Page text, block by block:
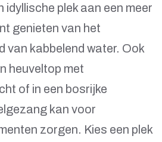
idyllische plek aan een meer
genieten van het
van kabbelend water. Ook
heuveltop met
of in een bosrijke
kan voor
zorgen. Kies een plek